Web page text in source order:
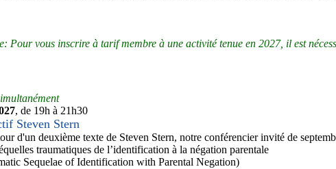
Pour vous inscrire à tarif membre à une activité tenue en 2027, il est
, de 19h à 21h30
Steven Stern
d'un deuxième texte de Steven Stern, notre conférencier invité de
traumatiques de l’identification à la négation parentale
Sequelae of Identification with Parental Negation)